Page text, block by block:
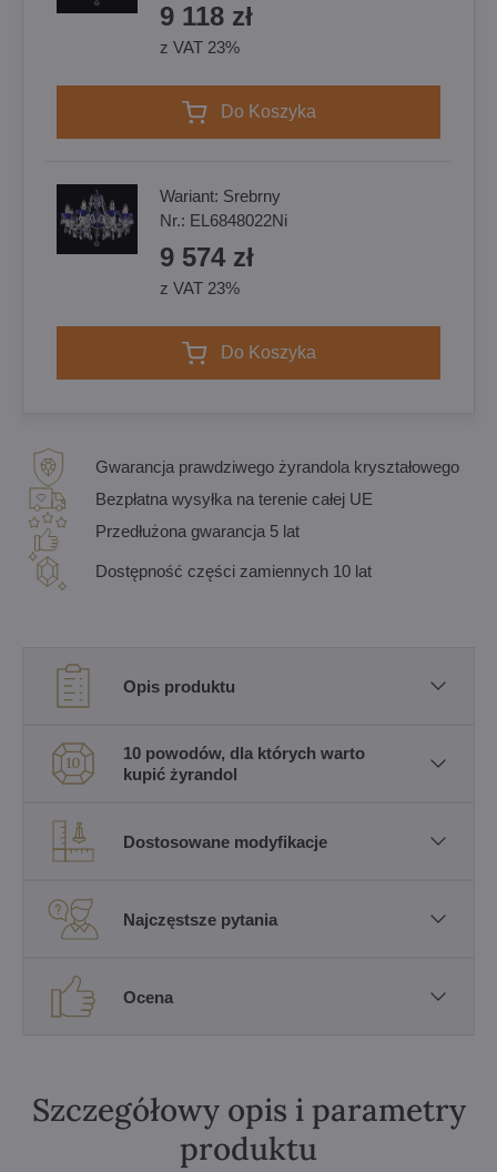
9 118 zł
z VAT 23%
Do Koszyka
Wariant: Srebrny
Nr.: EL6848022Ni
9 574 zł
z VAT 23%
Do Koszyka
Gwarancja prawdziwego żyrandola kryształowego
Bezpłatna wysyłka na terenie całej UE
Przedłużona gwarancja 5 lat
Dostępność części zamiennych 10 lat
Opis produktu
10 powodów, dla których warto
kupić żyrandol
Dostosowane modyfikacje
Najczęstsze pytania
Ocena
Szczegółowy opis i parametry
produktu